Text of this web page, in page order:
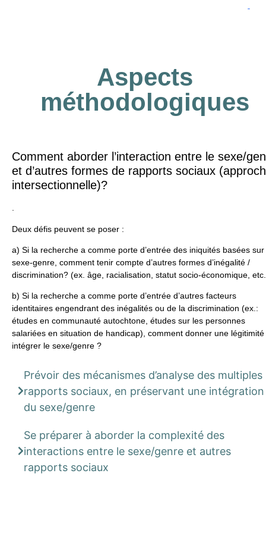
Aspects
méthodologiques
Comment aborder l’interaction entre le sexe/
et d’autres formes de rapports sociaux
intersectionnelle)?
Deux défis peuvent se poser :
a) Si la recherche a comme porte d’entrée des iniquités basées sur
sexe-genre, comment tenir compte d’autres formes d’inégalité /
discrimination? (ex. âge, racialisation, statut socio-économique,
b) Si la recherche a comme porte d’entrée d’autres facteurs
identitaires engendrant des inégalités ou de la discrimination (ex.:
études en communauté autochtone, études sur les personnes
salariées en situation de handicap), comment donner une légitimité
intégrer le sexe/genre ?
Prévoir des mécanismes d’analyse des multiples
rapports sociaux, en préservant une intégration
du sexe/genre
Se préparer à aborder la complexité des
interactions entre le sexe/genre et autres
rapports sociaux